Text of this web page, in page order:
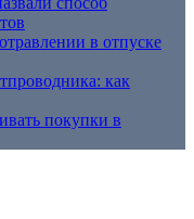
в отпуске
как
покупки в